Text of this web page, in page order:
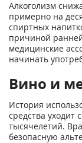
Алкоголизм
примерно на
спиртных
причиной
медицинские
начинать
Вино и
История
средства уходит
тысячелетий.
безопасную